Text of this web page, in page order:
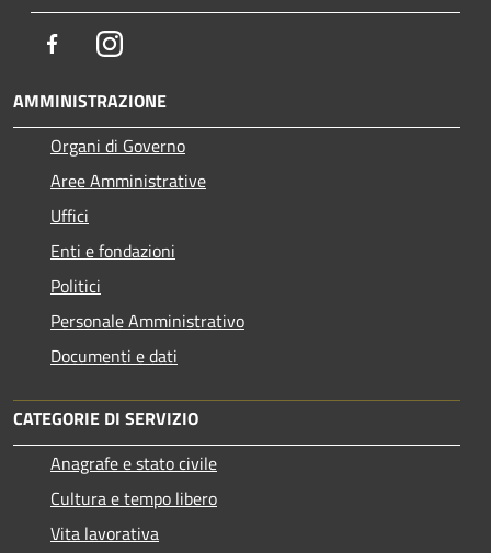
FacebookInstagram
AMMINISTRAZIONE
Organi di Governo
Aree Amministrative
Uffici
Enti e fondazioni
Politici
Personale Amministrativo
Documenti e dati
CATEGORIE DI SERVIZIO
Anagrafe e stato civile
Cultura e tempo libero
Vita lavorativa